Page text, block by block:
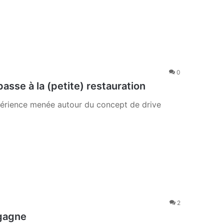
0
à la (petite) restauration
menée autour du concept de drive
2